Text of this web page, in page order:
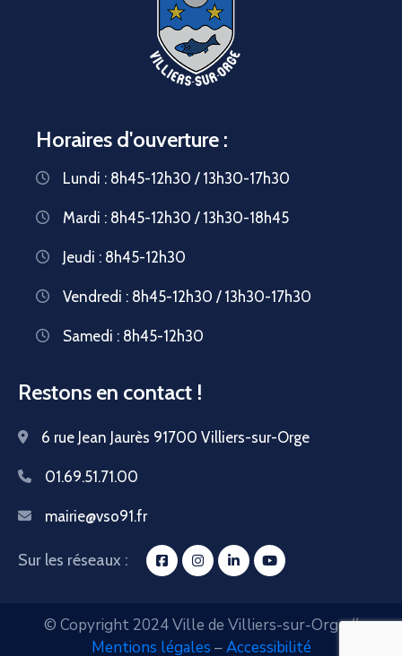
Horaires d'ouverture :
Lundi : 8h45-12h30 / 13h30-17h30
Mardi : 8h45-12h30 / 13h30-18h45
Jeudi : 8h45-12h30
Vendredi : 8h45-12h30 / 13h30-17h30
Samedi : 8h45-12h30
Restons en contact !
6 rue Jean Jaurès 91700 Villiers-sur-Orge
01.69.51.71.00
mairie@vso91.fr
Sur les réseaux :
© Copyright 2024 Ville de Villiers-sur-Orge //
Mentions légales –Accessibilité